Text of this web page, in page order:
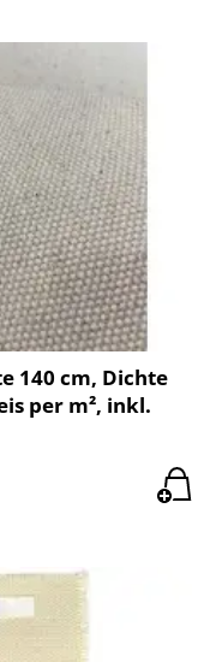
140 cm, Dichte
per m², inkl.